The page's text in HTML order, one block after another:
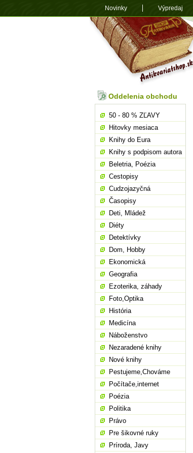
Oddelenia obchodu
50 - 80 % ZĽAVY
Hitovky mesiaca
Knihy do Eura
Knihy s podpisom autora
Beletria, Poézia
Cestopisy
Cudzojazyčná
Časopisy
Deti, Mládež
Diéty
Detektívky
Dom, Hobby
Ekonomická
Geografia
Ezoterika, záhady
Foto,Optika
História
Medicína
Náboženstvo
Nezaradené knihy
Nové knihy
Pestujeme,Chováme
Počítače,internet
Poézia
Politika
Právo
Pre šikovné ruky
Príroda, Javy
Novinky Výpredaj